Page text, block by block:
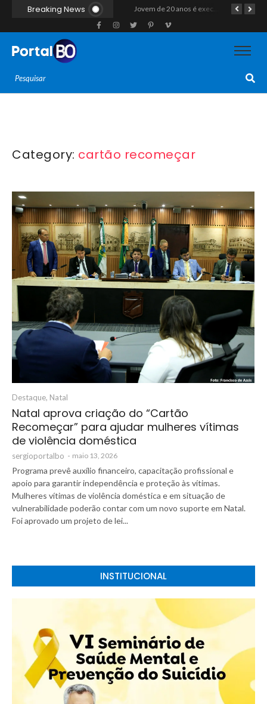
Breaking News Jovem de 20 anos é executado a tiros em rede na companhia da namorada após criminosos invadirem casa fingindo ser policiais em Assú
Category: cartão recomeçar
Destaque, Natal
Natal aprova criação do “Cartão
Recomeçar” para ajudar mulheres vítimas
de violência doméstica
sergioportalbo - maio 13, 2026
Programa prevê auxílio financeiro, capacitação profissional e
apoio para garantir independência e proteção às vítimas.
Mulheres vítimas de violência doméstica e em situação de
vulnerabilidade poderão contar com um novo suporte em Natal.
Foi aprovado um projeto de lei...
INSTITUCIONAL